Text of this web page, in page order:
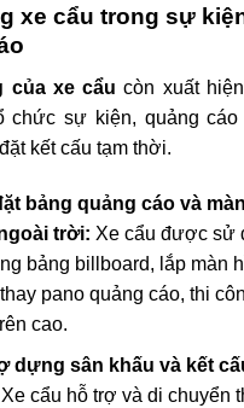
xe cẩu trong sự
của xe cẩu còn xuất
chức sự kiện, quảng cáo
kết cấu tạm thời.
bảng quảng cáo và
trời: Xe cẩu được sử
bảng billboard, lắp màn
pano quảng cáo, thi
cao.
dựng sân khấu và kết
Xe cẩu hỗ trợ và di chuyển